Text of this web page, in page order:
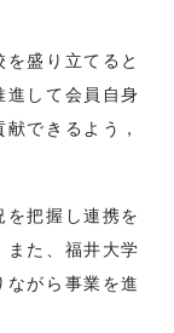
盛り立てると
進して会員自身
できるよう，
を把握し連携を
また、福井大学
がら事業を進